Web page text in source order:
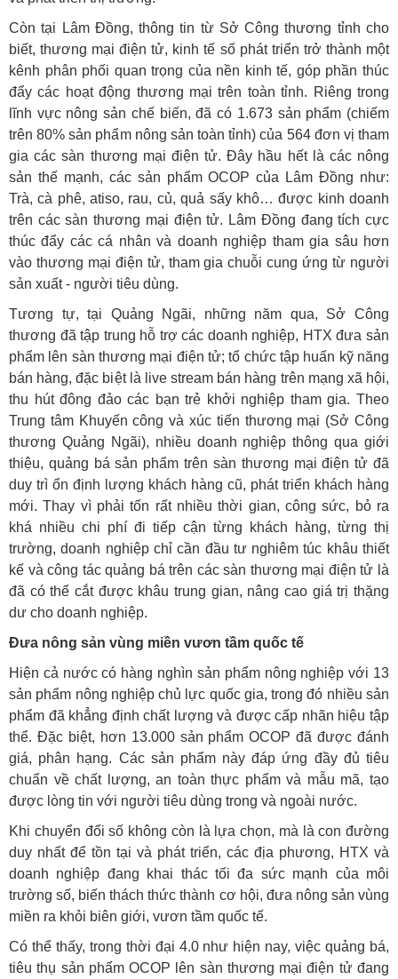
Còn tại Lâm Đồng, thông tin từ Sở Công thương tỉnh cho
biết, thương mại điện tử, kinh tế số phát triển trở thành một
kênh phân phối quan trọng của nền kinh tế, góp phần thúc
đẩy các hoạt động thương mại trên toàn tỉnh. Riêng trong
lĩnh vực nông sản chế biến, đã có 1.673 sản phẩm (chiếm
trên 80% sản phẩm nông sản toàn tỉnh) của 564 đơn vị tham
gia các sàn thương mại điện tử. Đây hầu hết là các nông
sản thế mạnh, các sản phẩm OCOP của Lâm Đồng như:
Trà, cà phê, atiso, rau, củ, quả sấy khô… được kinh doanh
trên các sàn thương mại điện tử. Lâm Đồng đang tích cực
thúc đẩy các cá nhân và doanh nghiệp tham gia sâu hơn
vào thương mại điện tử, tham gia chuỗi cung ứng từ người
sản xuất - người tiêu dùng.
Tương tự, tại Quảng Ngãi, những năm qua, Sở Công
thương đã tập trung hỗ trợ các doanh nghiệp, HTX đưa sản
phẩm lên sàn thương mại điện tử; tổ chức tập huấn kỹ năng
bán hàng, đặc biệt là live stream bán hàng trên mạng xã hội,
thu hút đông đảo các bạn trẻ khởi nghiệp tham gia. Theo
Trung tâm Khuyến công và xúc tiến thương mại (Sở Công
thương Quảng Ngãi), nhiều doanh nghiệp thông qua giới
thiệu, quảng bá sản phẩm trên sàn thương mại điện tử đã
duy trì ổn định lượng khách hàng cũ, phát triển khách hàng
mới. Thay vì phải tốn rất nhiều thời gian, công sức, bỏ ra
khá nhiều chi phí đi tiếp cận từng khách hàng, từng thị
trường, doanh nghiệp chỉ cần đầu tư nghiêm túc khâu thiết
kế và công tác quảng bá trên các sàn thương mại điện tử là
đã có thể cắt được khâu trung gian, nâng cao giá trị thặng
dư cho doanh nghiệp.
Đưa nông sản vùng miền vươn tầm quốc tế
Hiện cả nước có hàng nghìn sản phẩm nông nghiệp với 13
sản phẩm nông nghiệp chủ lực quốc gia, trong đó nhiều sản
phẩm đã khẳng định chất lượng và được cấp nhãn hiệu tập
thể. Đặc biệt, hơn 13.000 sản phẩm OCOP đã được đánh
giá, phân hạng. Các sản phẩm này đáp ứng đầy đủ tiêu
chuẩn về chất lượng, an toàn thực phẩm và mẫu mã, tạo
được lòng tin với người tiêu dùng trong và ngoài nước.
Khi chuyển đổi số không còn là lựa chọn, mà là con đường
duy nhất để tồn tại và phát triển, các địa phương, HTX và
doanh nghiệp đang khai thác tối đa sức mạnh của môi
trường số, biến thách thức thành cơ hội, đưa nông sản vùng
miền ra khỏi biên giới, vươn tầm quốc tế.
Có thể thấy, trong thời đại 4.0 như hiện nay, việc quảng bá,
tiêu thụ sản phẩm OCOP lên sàn thương mại điện tử đang